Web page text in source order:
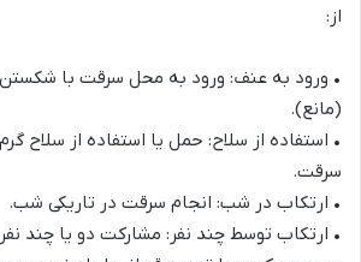
از:
• ورود به عنف: ورود به محل سرقت با شکستن
(مانع).
• استفاده از سلاح: حمل یا استفاده از سلاح
سرقت.
• ارتکاب در شب: انجام سرقت در تاریکی شب.
• ارتکاب توسط چند نفر: مشارکت دو یا چند